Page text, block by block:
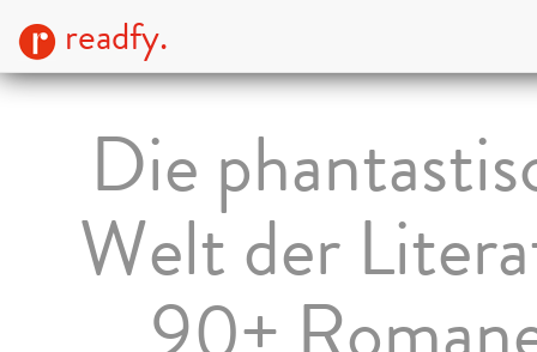
readfy.
Die
Welt der